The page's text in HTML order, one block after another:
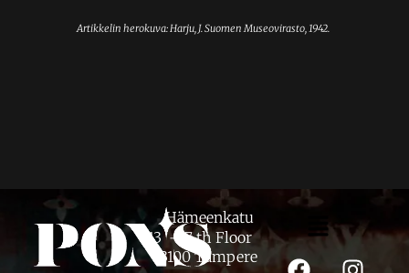
Artikkelin herokuva: Harju, J. Suomen Museovirasto, 1942.
Hämeenkatu
13 – 7 th Floor
33100 Tampere